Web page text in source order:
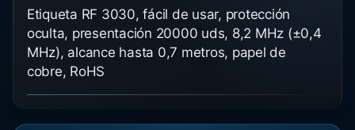
Etiqueta RF 3030, fácil de usar, protección
oculta, presentación 20000 uds, 8,2 MHz (±0,4
MHz), alcance hasta 0,7 metros, papel de
cobre, RoHS